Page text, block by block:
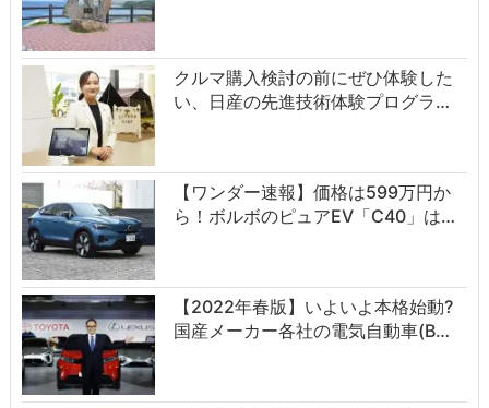
クルマ購入検討の前にぜひ体験した
い、日産の先進技術体験プログラ…
【ワンダー速報】価格は599万円か
ら！ボルボのピュアEV「C40」は…
【2022年春版】いよいよ本格始動?
国産メーカー各社の電気自動車(B…